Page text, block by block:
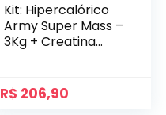
Kit: Hipercalórico
Army Super Mass –
3Kg + Creatina
Pura Importada –
Soldiers Nutrition
R$ 206,90